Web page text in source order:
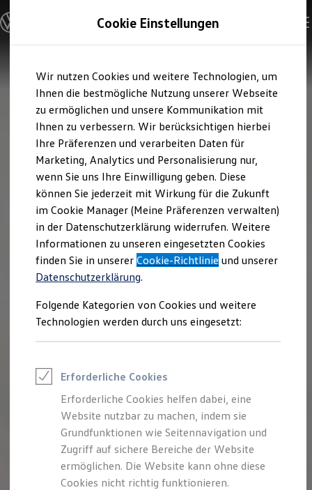
Hauptinhalt
springen
Footer
springen
Modelle und Konfigurator
Konfigurator
Modelle vergleichen
Elektroautos
ENERGY Sondermodelle
Nutzfahrzeuge
SUV und CUV
Familienautos
Kombis
Kompaktwagen
Sportwagen
Schnell verfügbare Fahrzeuge
Angebote und Produkte
Aktuelle Angebote
E-Auto-Förderung
Volkswagen Marktplatz
Die ENERGY Sondermodelle
Junge Gebrauchtwagen und Gebrauchtwagen
Volkswagen Zertifizierte Gebrauchtwagen
Elektromobilität bei Gebrauchtwagen
Saisonangebote
Reifenpakete
Leasing
Leasing-Angebote
Elektroauto Leasing
Kleinwagen-Leasing
Leasing ohne Anzahlung
Finanzierung
Autokredit mit Schlussrate
Versicherungen und Garantien
Kfz-Versicherung
Restschuldversicherungen
Garantien
Cookie Einstellungen
Wir nutzen Cookies und weitere Technologien, um
Ihnen die bestmögliche Nutzung unserer Webseite
zu ermöglichen und unsere Kommunikation mit
Ihnen zu verbessern. Wir berücksichtigen hierbei
Ihre Präferenzen und verarbeiten Daten für
Marketing, Analytics und Personalisierung nur,
wenn Sie uns Ihre Einwilligung geben. Diese
können Sie jederzeit mit Wirkung für die Zukunft
im Cookie Manager (Meine Präferenzen verwalten)
in der Datenschutzerklärung widerrufen. Weitere
Informationen zu unseren eingesetzten Cookies
finden Sie in unsererCookie-Richtlinie und unserer
Datenschutzerklärung.
Folgende Kategorien von Cookies und weitere
Technologien werden durch uns eingesetzt:
Erforderliche Cookies
Erforderliche Cookies helfen dabei, eine
Website nutzbar zu machen, indem sie
Grundfunktionen wie Seitennavigation und
Zugriff auf sichere Bereiche der Website
ermöglichen. Die Website kann ohne diese
Cookies nicht richtig funktionieren.